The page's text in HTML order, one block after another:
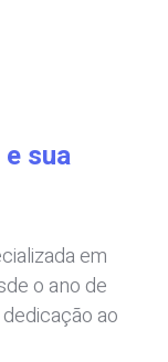
sua
em
o ano de
ao